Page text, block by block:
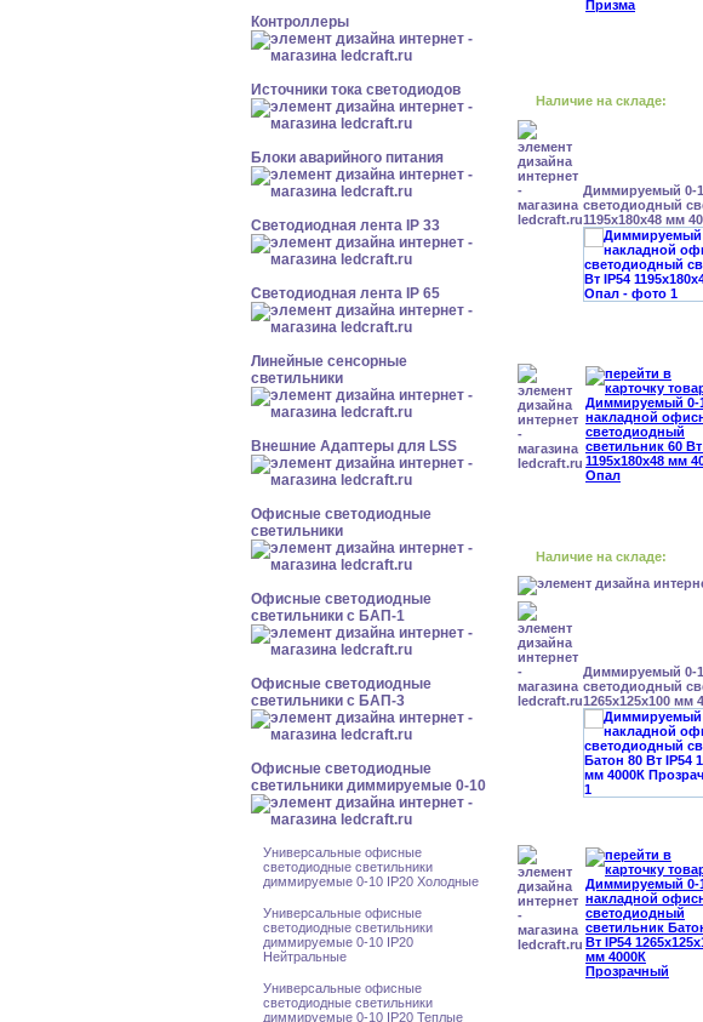
Контроллеры
Источники тока светодиодов
Блоки аварийного питания
Светодиодная лента IP 33
Светодиодная лента IP 65
Линейные сенсорные
светильники
Внешние Адаптеры для LSS
Офисные светодиодные
светильники
Офисные светодиодные
светильники с БАП-1
Офисные светодиодные
светильники с БАП-3
Офисные светодиодные
светильники диммируемые 0-10
Универсальные офисные
светодиодные светильники
диммируемые 0-10 IP20 Холодные
Универсальные офисные
светодиодные светильники
диммируемые 0-10 IP20
Нейтральные
Универсальные офисные
светодиодные светильники
диммируемые 0-10 IP20 Теплые
Наличие на складе:
Диммируемый 0-
светодиодный
1195x180x48 мм
Наличие на складе:
Диммируемый 0-
светодиодный
1265x125x100 мм